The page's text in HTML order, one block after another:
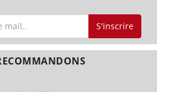
S'inscrire